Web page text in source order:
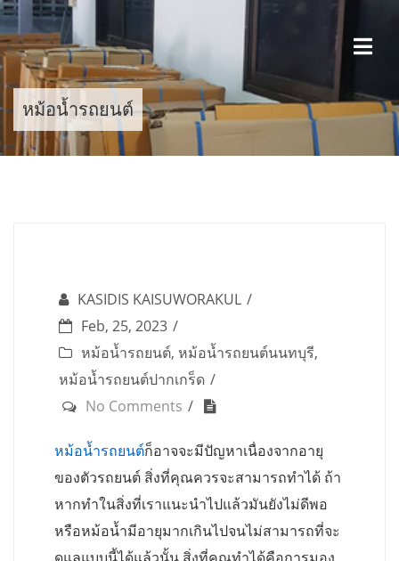
Skip
to
content
หม้อน้ำรถยนต์
KASIDIS KAISUWORAKUL
Feb, 25, 2023
หม้อน้ำรถยนต์, หม้อน้ำรถยนต์นนทบุรี,
หม้อน้ำรถยนต์ปากเกร็ด
No Comments
หม้อน้ำรถยนต์ก็อาจจะมีปัญหาเนื่องจากอายุ
ของตัวรถยนต์ สิ่งที่คุณควรจะสามารถทำได้ ถ้า
หากทำในสิ่งที่เราแนะนำไปแล้วมันยังไม่ดีพอ
หรือหม้อน้ำมีอายุมากเกินไปจนไม่สามารถที่จะ